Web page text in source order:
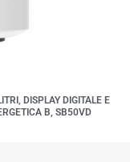
DISPLAY DIGITALE E
B, SB50VD